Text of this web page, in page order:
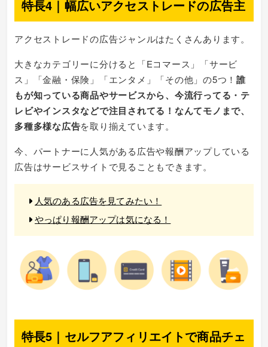
特長4｜幅広いアクセストレードの広告主
アクセストレードの広告ジャンルはたくさんあります。
大きなカテゴリーに分けると「Eコマース」「サービ
ス」「金融・保険」「エンタメ」「その他」の5つ！ 誰
もが知っている商品やサービスから、今流行ってる・テ
レビやインスタなどで注目されてる！なんてモノまで、
多種多様な広告を取り揃えています。
今、パートナーに人気がある広告や報酬アップしている
広告はサービスサイトで見ることもできます。
人気のある広告を見てみたい！
やっぱり報酬アップは気になる！
特長5｜セルフアフィリエイトで商品チェ